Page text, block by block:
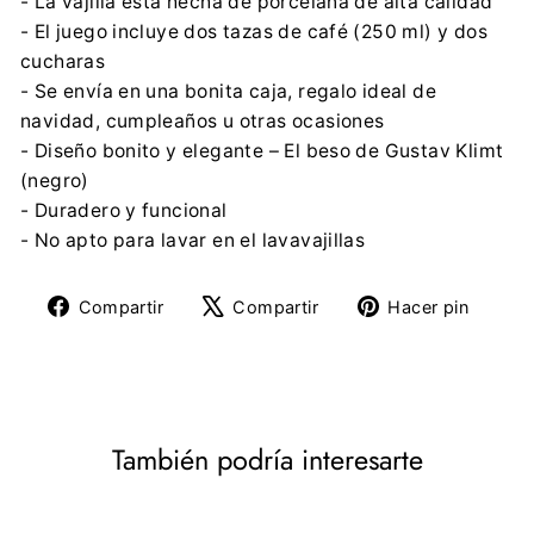
- El juego incluye dos tazas de café (250 ml) y dos
cucharas
- Se envía en una bonita caja, regalo ideal de
navidad, cumpleaños u otras ocasiones
- Diseño bonito y elegante – El beso de Gustav Klimt
(negro)
- Duradero y funcional
- No apto para lavar en el lavavajillas
Compartir
CompartirCompartir
TuitearHacer pin
También podría interesarte